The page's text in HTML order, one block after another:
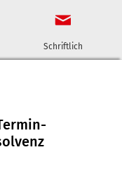
Schriftlich